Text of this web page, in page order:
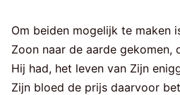
Om beiden mogelijk te maken
Zoon naar de aarde gekomen,
Hij had, het leven van Zijn
Zijn bloed de prijs daarvoor